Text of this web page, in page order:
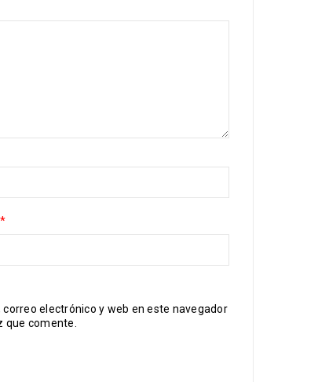
*
correo electrónico y web en este navegador
que comente.